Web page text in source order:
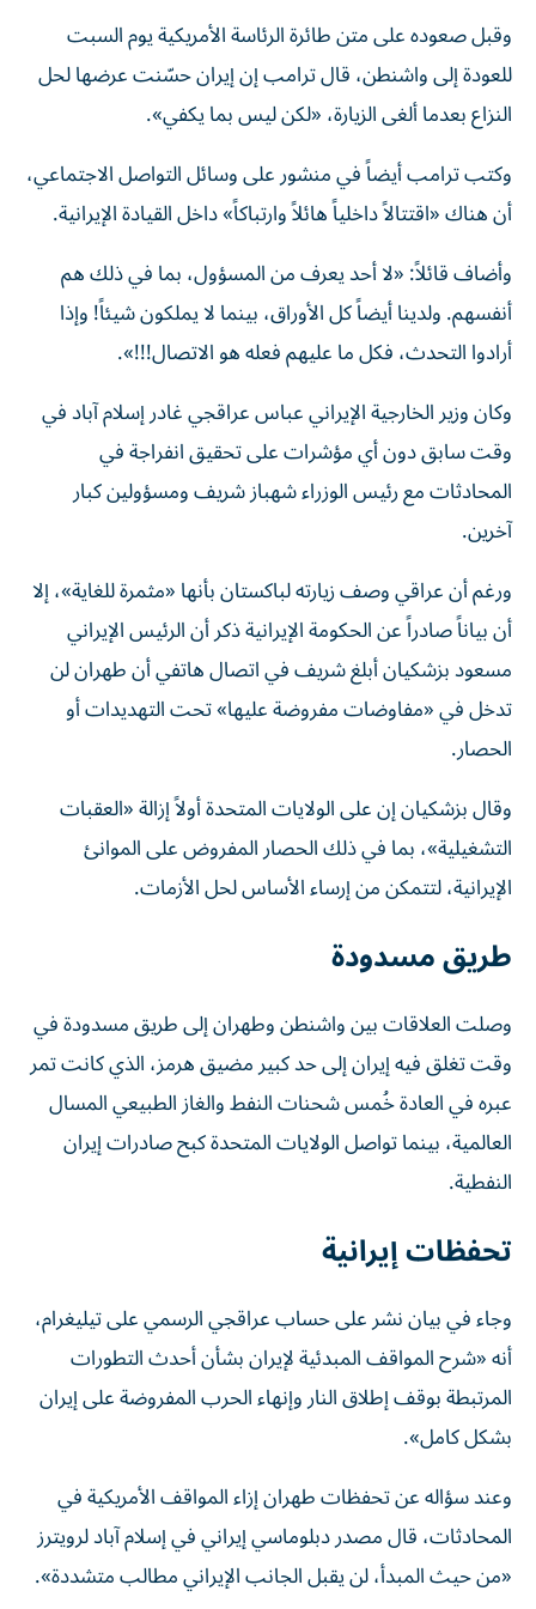
وقبل صعوده على متن طائرة الرئاسة الأمريكية يوم السبت
للعودة إلى واشنطن، قال ترامب إن إيران حسّنت عرضها لحل
النزاع بعدما ألغى الزيارة، «لكن ليس بما يكفي».
وكتب ترامب أيضاً في منشور على وسائل التواصل الاجتماعي،
أن هناك «اقتتالاً داخلياً هائلاً وارتباكاً» داخل القيادة الإيرانية.
وأضاف قائلاً: «لا أحد يعرف من المسؤول، بما في ذلك هم
أنفسهم. ولدينا أيضاً كل الأوراق، بينما لا يملكون شيئاً! وإذا
أرادوا التحدث، فكل ما عليهم فعله هو الاتصال!!!».
وكان وزير الخارجية الإيراني ​عباس عراقجي غادر إسلام آباد في
وقت سابق دون أي مؤشرات على تحقيق انفراجة في
المحادثات مع رئيس الوزراء شهباز شريف ومسؤولين كبار
آخرين.
ورغم أن عراقي وصف زيارته لباكستان بأنها «مثمرة للغاية»، إلا
أن بياناً صادراً عن الحكومة الإيرانية ذكر أن الرئيس الإيراني
مسعود بزشكيان أبلغ شريف في اتصال هاتفي أن طهران لن
تدخل في «مفاوضات مفروضة عليها» تحت التهديدات ⁠أو
الحصار.
وقال بزشكيان إن على الولايات المتحدة أولاً إزالة «العقبات
التشغيلية»، بما في ذلك الحصار المفروض على الموانئ
الإيرانية، لتتمكن من إرساء الأساس لحل الأزمات.
طريق مسدودة
وصلت العلاقات بين واشنطن وطهران إلى طريق مسدودة في
وقت تغلق فيه إيران إلى حد كبير مضيق هرمز، ​الذي كانت تمر
‌عبره في العادة خُمس شحنات النفط والغاز الطبيعي المسال
العالمية، بينما تواصل الولايات المتحدة كبح صادرات إيران
النفطية.
تحفظات إيرانية
وجاء في بيان نشر على حساب عراقجي ⁠الرسمي على تيليغرام،
أنه «شرح المواقف المبدئية لإيران بشأن أحدث التطورات
المرتبطة بوقف إطلاق النار وإنهاء الحرب المفروضة على إيران
بشكل كامل».
وعند سؤاله عن تحفظات طهران إزاء المواقف الأمريكية في
المحادثات، قال مصدر دبلوماسي إيراني في إسلام آباد لرويترز
«من حيث المبدأ، لن يقبل الجانب الإيراني مطالب متشددة».